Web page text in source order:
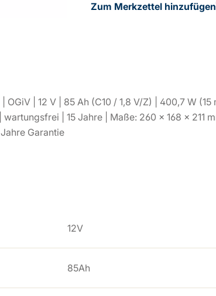
Zum Merkzettel hinzufügen
OGiV | 12 V | 85 Ah (C10 / 1,8 V/Z) | 400,7 W
| 15 Jahre | Maße: 260 × 168 × 211
Garantie
12V
85Ah